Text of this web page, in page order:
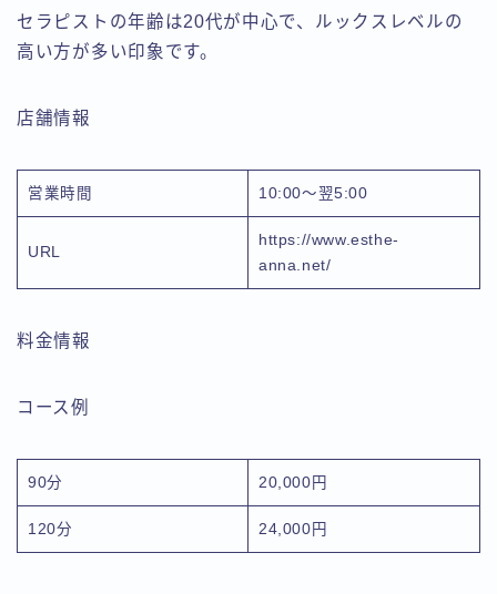
セラピストの年齢は20代が中心で、ルックスレベルの
高い方が多い印象です。
店舗情報
営業時間 10:00〜翌5:00
URL
https://www.esthe-
anna.net/
料金情報
コース例
90分 20,000円
120分 24,000円